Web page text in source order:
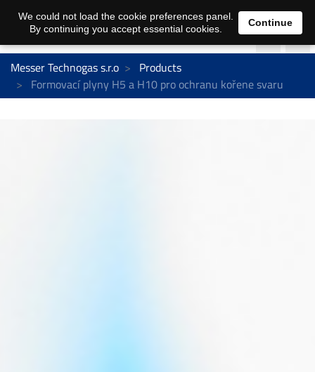
Messer Technogas s.r.o
Products
Formovací plyny H5 a H10 pro ochranu kořene svaru
We could not load the cookie preferences panel.
By continuing you accept essential cookies.
Continue